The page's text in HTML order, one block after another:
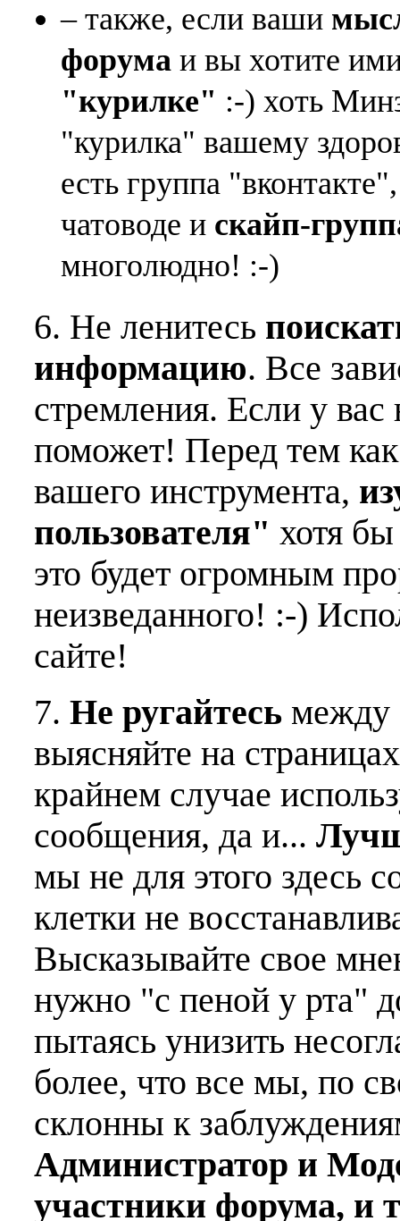
– также, если ваши
форума и вы хотите
"курилке" :-) хоть
"курилка" вашему
есть группа
чатоводе и скайп-
многолюдно! :-)
6. Не ленитесь
информацию. Все
стремления. Если у
поможет! Перед тем
вашего инструмента,
пользователя" хотя
это будет огромным
неизведанного! :-)
сайте!
7. Не ругайтесь между
выясняйте на
крайнем случае
сообщения, да и...
мы не для этого здесь
клетки не
Высказывайте свое
нужно "с пеной у рта"
пытаясь унизить
более, что все мы, по
склонны к
Администратор и
участники форума, и